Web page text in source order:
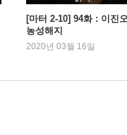
[마터 2-10] 94화 : 이진
농성해지
2020년 03월 16일